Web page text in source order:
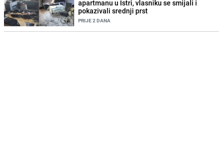
apartmanu u Istri, vlasniku se smijali i
pokazivali srednji prst
PRIJE 2 DANA